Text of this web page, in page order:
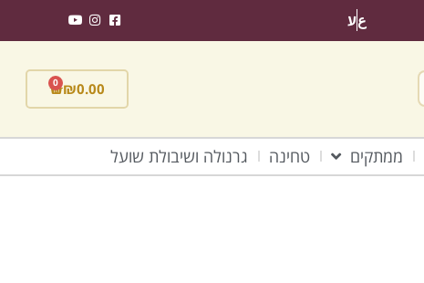
عע
₪0.00
0
ממתקים טחינה גרנולה ושיבולת שועל